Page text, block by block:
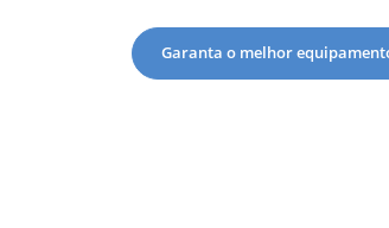
Garanta o melhor